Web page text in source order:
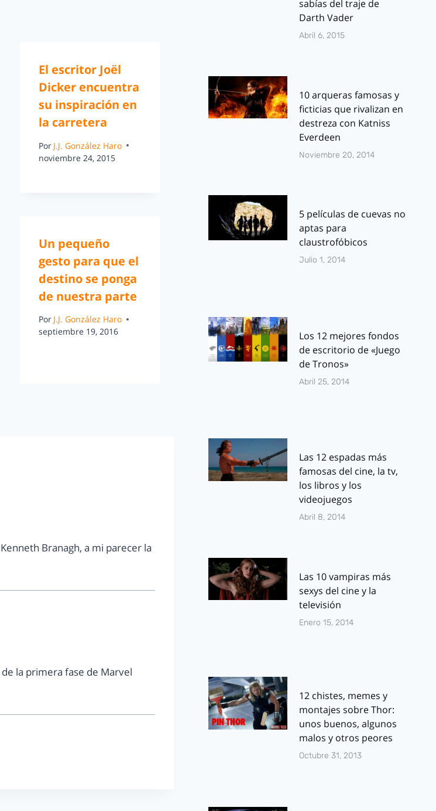
El escritor Joël
Dicker encuentra
su inspiración en
la carretera
Por J.J. González Haro
noviembre 24, 2015
Un pequeño
gesto para que el
destino se ponga
de nuestra parte
Por J.J. González Haro
septiembre 19, 2016
Branagh, a mi parecer la
la primera fase de Marvel
sabías del traje de
Darth Vader
Abril 6, 2015
10 arqueras famosas y
ficticias que rivalizan en
destreza con Katniss
Everdeen
Noviembre 20, 2014
5 películas de cuevas no
aptas para
claustrofóbicos
Julio 1, 2014
Los 12 mejores fondos
de escritorio de «Juego
de Tronos»
Abril 25, 2014
Las 12 espadas más
famosas del cine, la tv,
los libros y los
videojuegos
Abril 8, 2014
Las 10 vampiras más
sexys del cine y la
televisión
Enero 15, 2014
12 chistes, memes y
montajes sobre Thor:
unos buenos, algunos
malos y otros peores
Octubre 31, 2013